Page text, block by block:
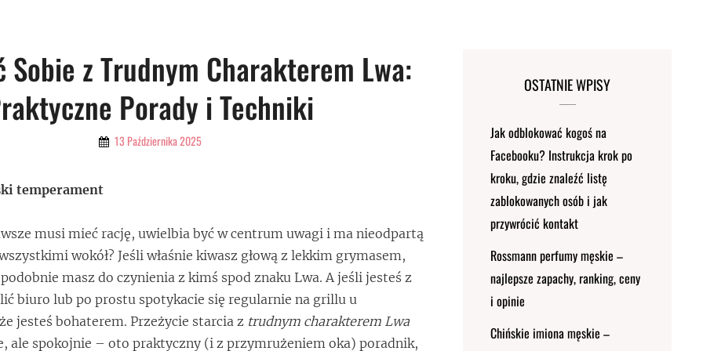
Sobie z Trudnym Charakterem Lwa:
Porady i Techniki
By 13 Października 2025
temperament
musi mieć rację, uwielbia być w centrum uwagi i ma nieodpartą
wokół? Jeśli właśnie kiwasz głową z lekkim grymasem,
masz do czynienia z kimś spod znaku Lwa. A jeśli jesteś z
biuro lub po prostu spotykacie się regularnie na grillu u
jesteś bohaterem. Przeżycie starcia z trudnym charakterem Lwa
ale spokojnie – oto praktyczny (i z przymrużeniem oka) poradnik,
OSTATNIE WPISY
Jak odblokować kogoś na
Facebooku? Instrukcja krok po
kroku, gdzie znaleźć listę
zablokowanych osób i jak
przywrócić kontakt
Rossmann perfumy męskie –
najlepsze zapachy, ranking, ceny
i opinie
Chińskie imiona męskie –